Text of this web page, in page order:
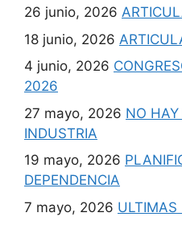
26 junio, 2026
18 junio, 2026
4 junio, 2026
2026
27 mayo, 2026 NO
INDUSTRIA
19 mayo, 2026
DEPENDENCIA
7 mayo, 2026 ULTIMAS